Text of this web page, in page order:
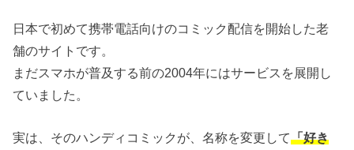
日本で初めて携帯電話向けのコミック配信を開始した老
舗のサイトです。
まだスマホが普及する前の2004年にはサービスを展開し
ていました。
実は、そのハンディコミックが、名称を変更して「好き